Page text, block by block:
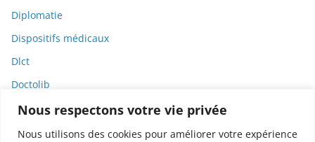
Nous respectons votre vie privée
Nous utilisons des cookies pour améliorer votre expérience
Diplomatie
Dispositifs médicaux
Dlct
Doctolib
Documentaire
DODGE